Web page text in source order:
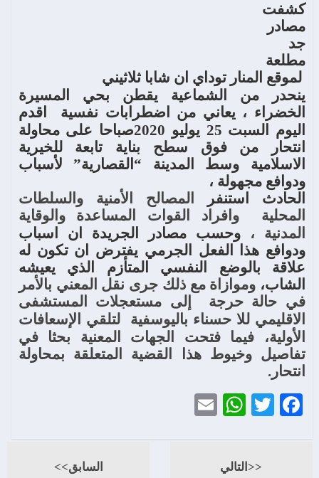
كشفت
مصادر
جد
مطلعة
لموقع المنار توداي ان شابا ثلاثيني
ينحدر من الشماعية يقطن بحي المسيرة
الخضراء ، يعاني من اضطرابات نفسية
اقدم
اليوم
السبت يوليو صباحا على محاولة
انتحار
من فوق سطح بناية تابعة
للخيرية
الاسلامية
وسط المدينة “ القصارية” لأسباب
ودوافع مجهولة ،
الحادث
استنفر المصالح الأمنية
والسلطات
المحلية
وافراد القوات المساعدة
والوقاية
المدنية
، وحسب مصادر الجريدة ان
اسباب
ودوافع هذا الفعل الجرمي يفترض ان تكون له
علاقة
بالوضع النفسي المتأزم الذي
يعيشه
الشاب، وموازاة مع ذلك جرى نقل المعني بالأمر
في حالة حرجة إلى مستعجلات
المستشفى
الاقليمي للا حسناء باليوسفية لتلقي
الإسعافات
الأولية،
فيما فتحت الجهات المعنية بحثا
في
تفاصيل وخيوط هذا القضية المتعلقة بمحاولة
انتحار .
Facebook
Twitter
WhatsApp
السابق>> <<التالي